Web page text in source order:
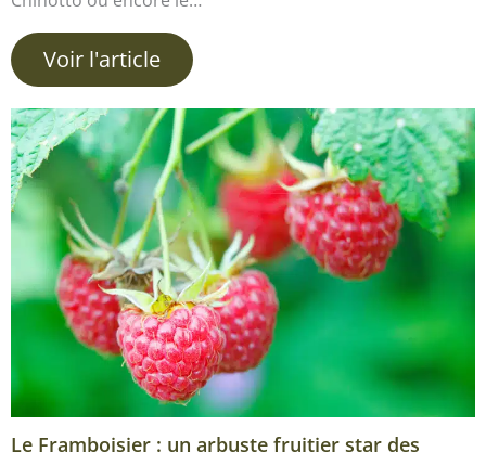
Voir l'article
Le Framboisier : un arbuste fruitier star des